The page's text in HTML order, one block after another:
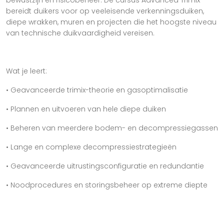
bereidt duikers voor op veeleisende verkenningsduiken,
diepe wrakken, muren en projecten die het hoogste niveau
van technische duikvaardigheid vereisen.
Wat je leert:
• Geavanceerde trimix-theorie en gasoptimalisatie
• Plannen en uitvoeren van hele diepe duiken
• Beheren van meerdere bodem- en decompressiegassen
• Lange en complexe decompressiestrategieën
• Geavanceerde uitrustingsconfiguratie en redundantie
• Noodprocedures en storingsbeheer op extreme diepte